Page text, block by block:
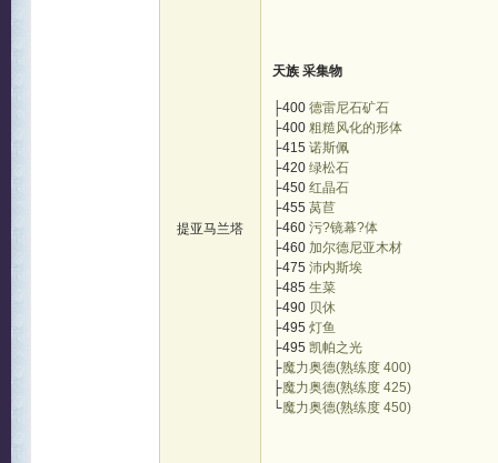
提亚马兰塔
天族 采集物
├400德雷尼石矿石
├400粗糙风化的形体
├415诺斯佩
├420绿松石
├450红晶石
├455莴苣
├460污?镜幕?体
├460加尔德尼亚木材
├475沛内斯埃
├485生菜
├490 贝休
├495灯鱼
├495凯帕之光
├魔力奥德(熟练度 400)
├魔力奥德(熟练度 425)
└魔力奥德(熟练度 450)